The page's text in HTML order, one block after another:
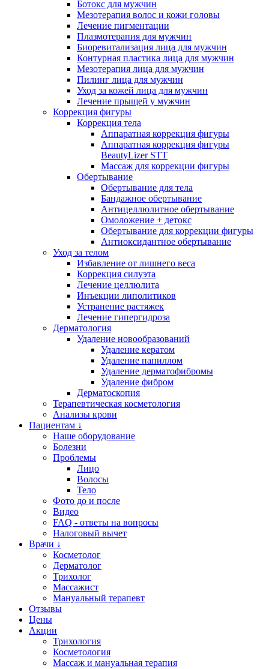
Ботокс для мужчин
Мезотерапия волос и кожи головы
Лечение пигментации
Плазмотерапия для мужчин
Биоревитализация лица для мужчин
Контурная пластика лица для мужчин
Мезотерапия лица для мужчин
Пилинг лица для мужчин
Уход за кожей лица для мужчин
Лечение прыщей у мужчин
Коррекция фигуры
Коррекция тела
Аппаратная коррекция фигуры
Аппаратная коррекция фигуры
BeautyLizer STT
Массаж для коррекции фигуры
Обертывание
Обертывание для тела
Бандажное обертывание
Антицеллюлитное обертывание
Омоложение + детокс
Обертывание для коррекции фигуры
Антиоксидантное обертывание
Уход за телом
Избавление от лишнего веса
Коррекция силуэта
Лечение целлюлита
Инъекции липолитиков
Устранение растяжек
Лечение гипергидроза
Дерматология
Удаление новообразований
Удаление кератом
Удаление папиллом
Удаление дерматофибромы
Удаление фибром
Дерматоскопия
Терапевтическая косметология
Анализы крови
Пациентам ↓
Наше оборудование
Болезни
Проблемы
Лицо
Волосы
Тело
Фото до и после
Видео
FAQ - ответы на вопросы
Налоговый вычет
Врачи ↓
Косметолог
Дерматолог
Трихолог
Массажист
Мануальный терапевт
Отзывы
Цены
Акции
Трихология
Косметология
Массаж и мануальная терапия